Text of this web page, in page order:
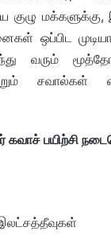
குழு
ஒப்பிட
வரும்
சவால்கள்
பயிற்சி